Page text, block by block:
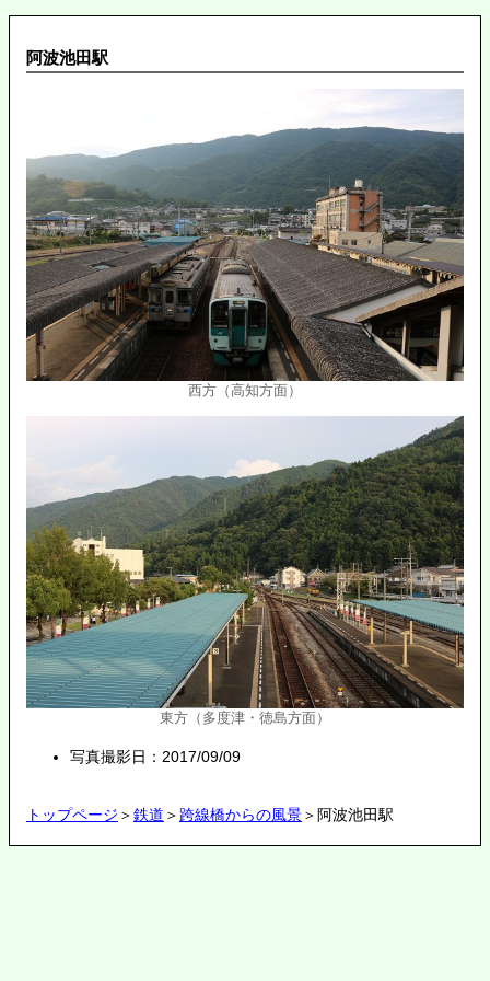
阿波池田駅
西方（高知方面）
東方（多度津・徳島方面）
写真撮影日：2017/09/09
トップページ ＞鉄道 ＞跨線橋からの風景＞阿波池田駅